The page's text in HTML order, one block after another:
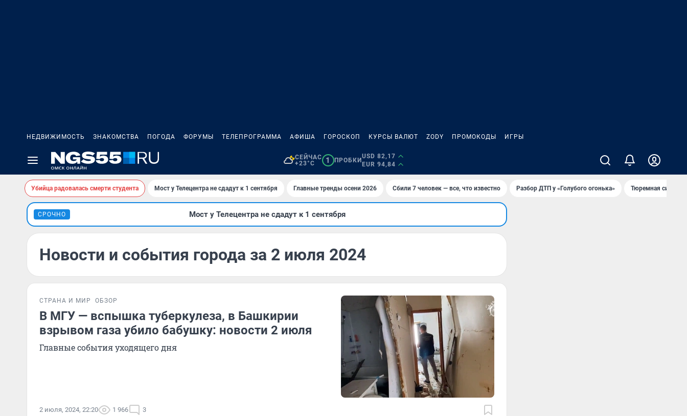
НЕДВИЖИМОСТЬ ЗНАКОМСТВА ПОГОДА ФОРУМЫ ТЕЛЕПРОГРАММА АФИША ГОРОСКОП КУРСЫ ВАЛЮТ ZODY ПРОМОКОДЫ ИГРЫ
СЕЙЧАС
+23°C
1 ПРОБКИ
USD 82,17
EUR 94,84
Убийца радовалась смерти студента Мост у Телецентра не сдадут к 1 сентября Главные тренды осени 2026 Сбили 7 человек — все, что известно Разбор ДТП у «Голубого огонька» Тюремная
СРОЧНО Мост у Телецентра не сдадут к 1 сентября
Новости и события города за 2 июля 2024
СТРАНА И МИР ОБЗОР
В МГУ — вспышка туберкулеза, в Башкирии
взрывом газа убило бабушку: новости 2 июля
Главные события уходящего дня
2 июля, 2024, 22:20 1 966 3